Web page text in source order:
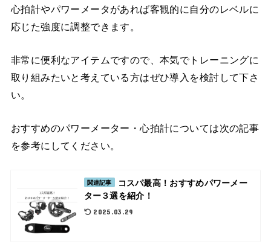
心拍計やパワーメータがあれば客観的に自分のレベルに
応じた強度に調整できます。
非常に便利なアイテムですので、本気でトレーニングに
取り組みたいと考えている方はぜひ導入を検討して下さ
い。
おすすめのパワーメーター・心拍計については次の記事
を参考にしてください。
関連記事
コスパ最高！おすすめパワーメー
ター３選を紹介！
2025.03.29